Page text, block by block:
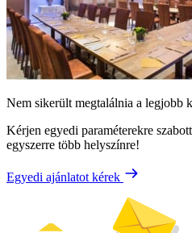
Nem sikerült megtalálnia a legjobb
Kérjen egyedi paraméterekre
egyszerre több helyszínre!
Egyedi ajánlatot kérek